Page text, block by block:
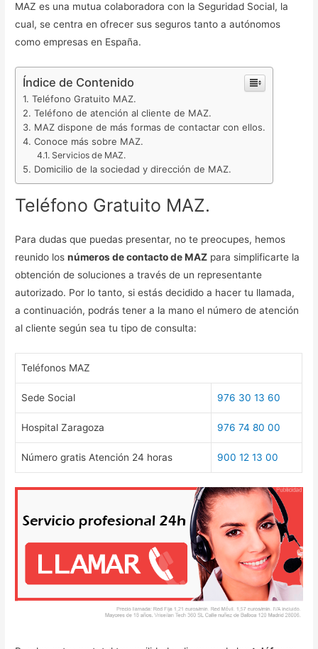
MAZ es una mutua colaboradora con la Seguridad Social, la
cual, se centra en ofrecer sus seguros tanto a autónomos
como empresas en España.
Índice de Contenido
Teléfono Gratuito MAZ.
Teléfono de atención al cliente de MAZ.
MAZ dispone de más formas de contactar con ellos.
Conoce más sobre MAZ.
Servicios de MAZ.
Domicilio de la sociedad y dirección de MAZ.
Teléfono Gratuito MAZ.
Para dudas que puedas presentar, no te preocupes, hemos
reunido losnúmeros de contacto de MAZ para simplificarte la
obtención de soluciones a través de un representante
autorizado. Por lo tanto, si estás decidido a hacer tu llamada,
a continuación, podrás tener a la mano el número de atención
al cliente según sea tu tipo de consulta:
Teléfonos MAZ
Sede Social 976 30 13 60
Hospital Zaragoza 976 74 80 00
Número gratis Atención 24 horas 900 12 13 00